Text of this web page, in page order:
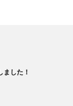
した！